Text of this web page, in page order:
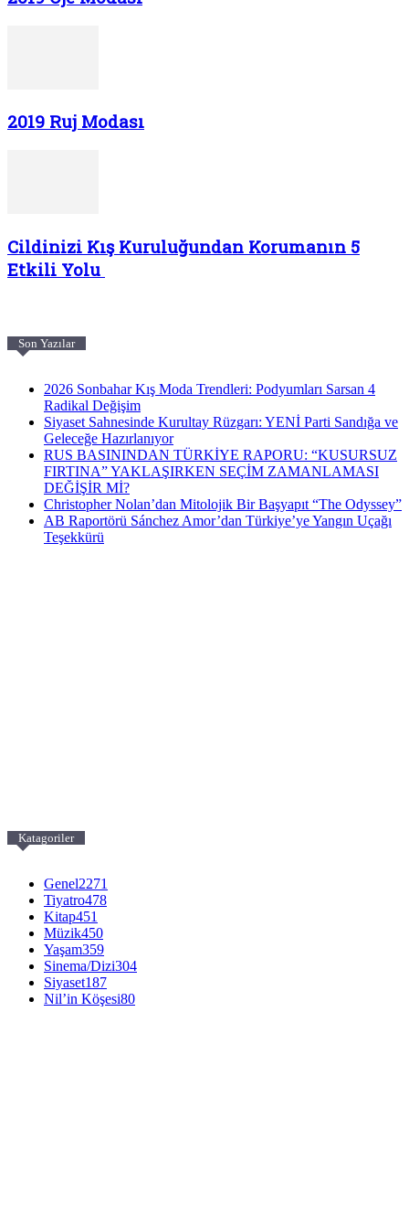
2019 Ruj Modası
Cildinizi Kış Kuruluğundan Korumanın 5
Etkili Yolu
Son Yazılar
2026 Sonbahar Kış Moda Trendleri: Podyumları Sarsan 4
Radikal Değişim
Siyaset Sahnesinde Kurultay Rüzgarı: YENİ Parti Sandığa ve
Geleceğe Hazırlanıyor
RUS BASININDAN TÜRKİYE RAPORU: “KUSURSUZ
FIRTINA” YAKLAŞIRKEN SEÇİM ZAMANLAMASI
DEĞİŞİR Mİ?
Christopher Nolan’dan Mitolojik Bir Başyapıt “The Odyssey”
AB Raportörü Sánchez Amor’dan Türkiye’ye Yangın Uçağı
Teşekkürü
Katagoriler
Genel2271
Tiyatro478
Kitap451
Müzik450
Yaşam359
Sinema/Dizi304
Siyaset187
Nil’in Köşesi80